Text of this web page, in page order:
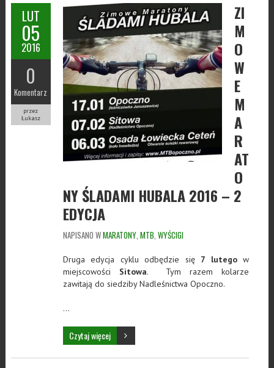
LUT
05
2016
0
Komentarz
przez
Łukasz
ZI
M
O
W
E
M
A
R
AT
O
NY ŚLADAMI HUBALA 2016 – 2
EDYCJA
NAPISANO WMARATONY, MTB WYŚCIGI
Druga edycja cyklu odbędzie się 7 lutegow
miejscowości Sitowa. Tym razem kolarze
zawitają do siedziby Nadleśnictwa Opoczno.
…
Czytaj więcej